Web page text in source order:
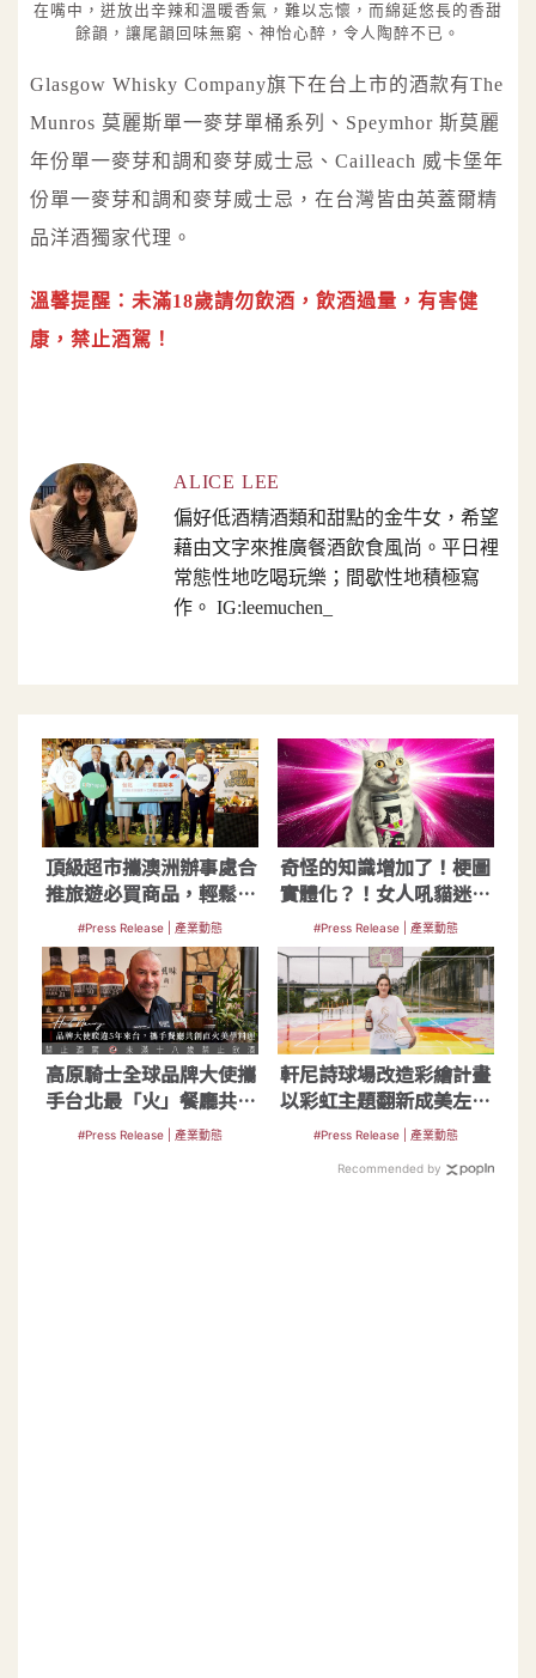
在嘴中，迸放出辛辣和溫暖香氣，難以忘懷，而綿延悠長的香甜
餘韻，讓尾韻回味無窮、神怡心醉，令人陶醉不已。
Glasgow Whisky Company旗下在台上市的酒款有The
Munros 莫麗斯單一麥芽單桶系列、Speymhor 斯莫麗
年份單一麥芽和調和麥芽威士忌、Cailleach 威卡堡年
份單一麥芽和調和麥芽威士忌，在台灣皆由英蓋爾精
品洋酒獨家代理。
溫馨提醒：未滿18歲請勿飲酒，飲酒過量，有害健
康，禁止酒駕！
ALICE LEE
偏好低酒精酒類和甜點的金牛女，希望
藉由文字來推廣餐酒飲食風尚。平日裡
常態性地吃喝玩樂；間歇性地積極寫
作。 IG:leemuchen_
頂級超市攜澳洲辦事處合
推旅遊必買商品，輕鬆把
葡萄酒王帶回家喝
#Press Release | 產業動態
奇怪的知識增加了！梗圖
實體化？！女人吼貓迷因
超酸啤酒新上市
#Press Release | 產業動態
高原騎士全球品牌大使攜
手台北最「火」餐廳共創
#野出新風味
#Press Release | 產業動態
軒尼詩球場改造彩繪計畫
以彩虹主題翻新成美左岸
河濱公園籃球場
#Press Release | 產業動態
Recommended by